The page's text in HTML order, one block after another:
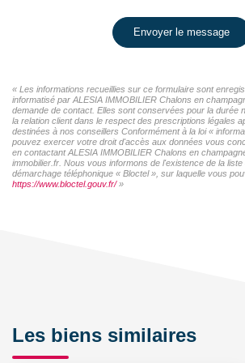
Envoyer le message
« Les informations recueillies sur ce formulaire sont
informatisé par ALESIA IMMOBILIER Chalons en
demande de contact. Elles sont conservées pour la durée
la relation client dans le respect des prescriptions légales
destinées à nos conseillers Conformément à la loi «
pouvez exercer votre droit d'accès aux données vous
en contactant ALESIA IMMOBILIER Chalons en
immobilier.fr. Nous vous informons de l'existence de la liste
démarchage téléphonique « Bloctel », sur laquelle vous
https://www.bloctel.gouv.fr/»
Les biens similaires